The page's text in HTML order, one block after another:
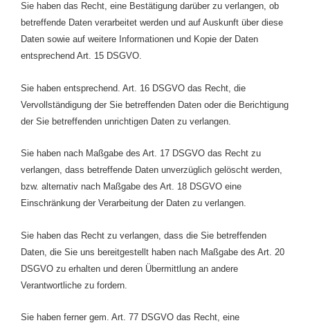
Sie haben das Recht, eine Bestätigung darüber zu verlangen, ob
betreffende Daten verarbeitet werden und auf Auskunft über diese
Daten sowie auf weitere Informationen und Kopie der Daten
entsprechend Art. 15 DSGVO.
Sie haben entsprechend. Art. 16 DSGVO das Recht, die
Vervollständigung der Sie betreffenden Daten oder die Berichtigung
der Sie betreffenden unrichtigen Daten zu verlangen.
Sie haben nach Maßgabe des Art. 17 DSGVO das Recht zu
verlangen, dass betreffende Daten unverzüglich gelöscht werden,
bzw. alternativ nach Maßgabe des Art. 18 DSGVO eine
Einschränkung der Verarbeitung der Daten zu verlangen.
Sie haben das Recht zu verlangen, dass die Sie betreffenden
Daten, die Sie uns bereitgestellt haben nach Maßgabe des Art. 20
DSGVO zu erhalten und deren Übermittlung an andere
Verantwortliche zu fordern.
Sie haben ferner gem. Art. 77 DSGVO das Recht, eine